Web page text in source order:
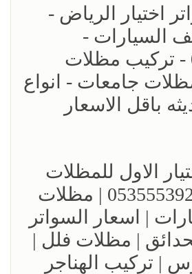
اختيار الرياض -
السيارات -
0500559613 - تركيب مظلات
جامعات - انواع
باقل الاسعار
الاول للمظلات
والسواتر | 0535553929 | مظلات
| اسعار السواتر
| مظلات فلل |
| تركيب الهناجر